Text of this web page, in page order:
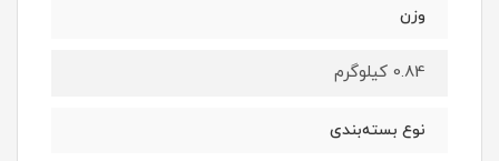
وزن
0.84 کیلوگرم
نوع بسته‌بندی